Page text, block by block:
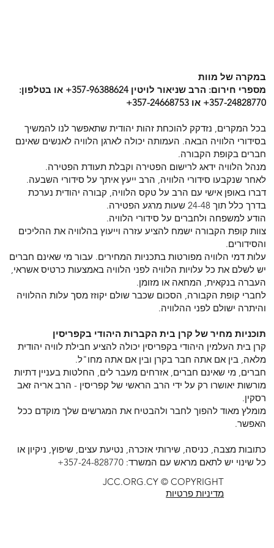
במקרה של מוות
מספרי חירום: הרב שניאור לויטין 357-96388624+ או בטלפון:
357-24828770+ או 357-24668753+
בכל המקרים, נזדקק להוכחת זהות יהודית שתאפשר לנו להמשיך
בסידורי הלוויה הבאה. העמותה יכולה לארגן הלוויה לאנשים שאינם
חברים בקופת הקבורה.
מנהל הלוויה ידאג לרישום הפטירה וקבלת תעודת הפטירה.
לאחר שנקבעו סידורי הלוויה, הרב ייעץ איתך על סידורי השבעה.
דברו באופן אישי עם הרב על טקס הלוויה, קבורה יהודית נערכת
בדרך כלל תוך 24-48 שעות מרגע הפטירה.
הודע למשפחה ולחברים על סידורי הלוויה.
צוות קופת הקבורה ישמח להציע עזרה וייעוץ בהלוויה את ההליכים
והסידורים.
עלות דמי הלוויה מפורטות בתכניות המחירים. עבור מי שאינם חברים
יש לשלם את כל עלויות הלוויה לפני הלוויה באמצעות כרטיס אשראי,
העברה בנקאית, המחאה או מזומן.
לחברי קופת הקבורה, הסכום שכבר שולם יקוזז מסך עלות ההלוויה
והיתרה ישולם לפני ההלוויה.
תוכניות מחיר של קרן בית הקברות היהודי בקפריסין
קרן בית העלמין היהודי בקפריסין יכולה להציע חבילת לוויה יהודית
מלאה, בין אם אתה חבר בקרן ובין אם אתה מחו"ל.
חברים, מי שאינם חברים, אזרחים מעבר לים, החלטות בעניין דתיות
מורשות יאושרו רק על ידי הרב הראשי של קפריסין - הרב אריה זאב
רסקין.
מומלץ מאוד להפוך לחבר ולהבטיח את המגרשים שלך מוקדם ככל
האפשר.
כתובות מצבה, כניסה, שירותי אזכרה, נטיעת עצים, שיפוץ, ניקיון או
כל שינוי יש לתאם מראש עם המשרד: 357-24-828770+
JCC.ORG.CY © COPYRIGHT
מדיניות פרטיות